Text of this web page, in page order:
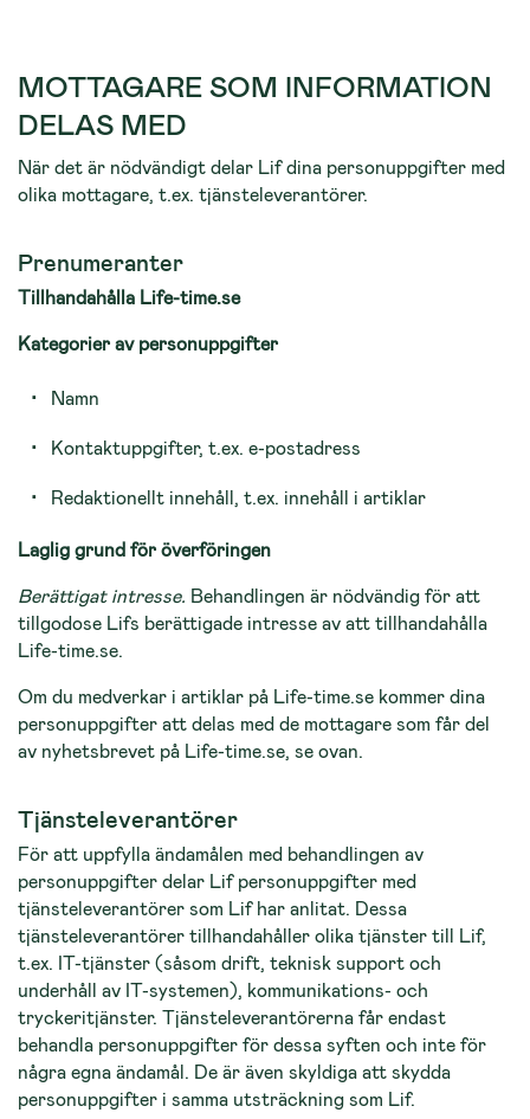
MOTTAGARE SOM INFORMATION
DELAS MED
När det är nödvändigt delar Lif dina personuppgifter med
olika mottagare, t.ex. tjänsteleverantörer.
Prenumeranter
Tillhandahålla Life-time.se
Kategorier av personuppgifter
Namn
Kontaktuppgifter, t.ex. e-postadress
Redaktionellt innehåll, t.ex. innehåll i artiklar
Laglig grund för överföringen
Berättigat intresse. Behandlingen är nödvändig för att
tillgodose Lifs berättigade intresse av att tillhandahålla
Life-time.se.
Om du medverkar i artiklar på Life-time.se kommer dina
personuppgifter att delas med de mottagare som får del
av nyhetsbrevet på Life-time.se, se ovan.
Tjänsteleverantörer
För att uppfylla ändamålen med behandlingen av
personuppgifter delar Lif personuppgifter med
tjänsteleverantörer som Lif har anlitat. Dessa
tjänsteleverantörer tillhandahåller olika tjänster till Lif,
t.ex. IT-tjänster (såsom drift, teknisk support och
underhåll av IT-systemen), kommunikations- och
tryckeritjänster. Tjänsteleverantörerna får endast
behandla personuppgifter för dessa syften och inte för
några egna ändamål. De är även skyldiga att skydda
personuppgifter i samma utsträckning som Lif.